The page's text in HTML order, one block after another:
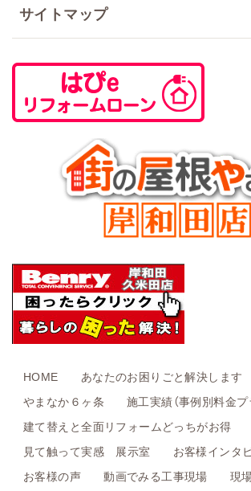
サイトマップ
HOME
あなたのお困りごと解決します
やまなか６ヶ条
施工実績（事例別料金プ
建て替えと全面リフォームどっちがお得
見て触って実感 展示室
お客様インタ
お客様の声
動画でみる工事現場
現